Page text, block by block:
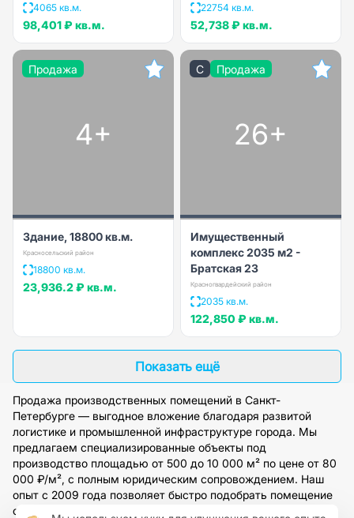
4065 кв.м.
98,401 ₽ кв.м.
22754 кв.м.
52,738 ₽ кв.м.
Продажа
4+
Здание, 18800 кв.м.
Красносельский район
18800 кв.м.
23,936.2 ₽ кв.м.
C Продажа
26+
Имущественный
комплекс 2035 м2 -
Братская 23
Красногвардейский район
2035 кв.м.
122,850 ₽ кв.м.
Показать ещё
Продажа производственных помещений в Санкт-
Петербурге — выгодное вложение благодаря развитой
логистике и промышленной инфраструктуре города. Мы
предлагаем специализированные объекты под
производство площадью от 500 до 10 000 м² по цене от 80
000 ₽/м², с полным юридическим сопровождением. Наш
опыт с 2009 года позволяет быстро подобрать помещение
с учетом ваших требований: высота потолков, подъездные